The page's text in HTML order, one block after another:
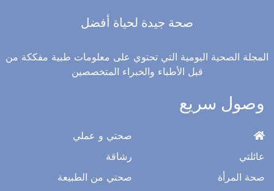
صحة جيدة لحياة أفضل
المجلة الصحية اليومية التي تحتوي على معلومات طبية مفككة من
قبل الأطباء والخبراء المتخصصين
وصول سريع
عائلتي
صحة المرأة
صحتي و عملي
رشاقة
صحتي من الطبيعة